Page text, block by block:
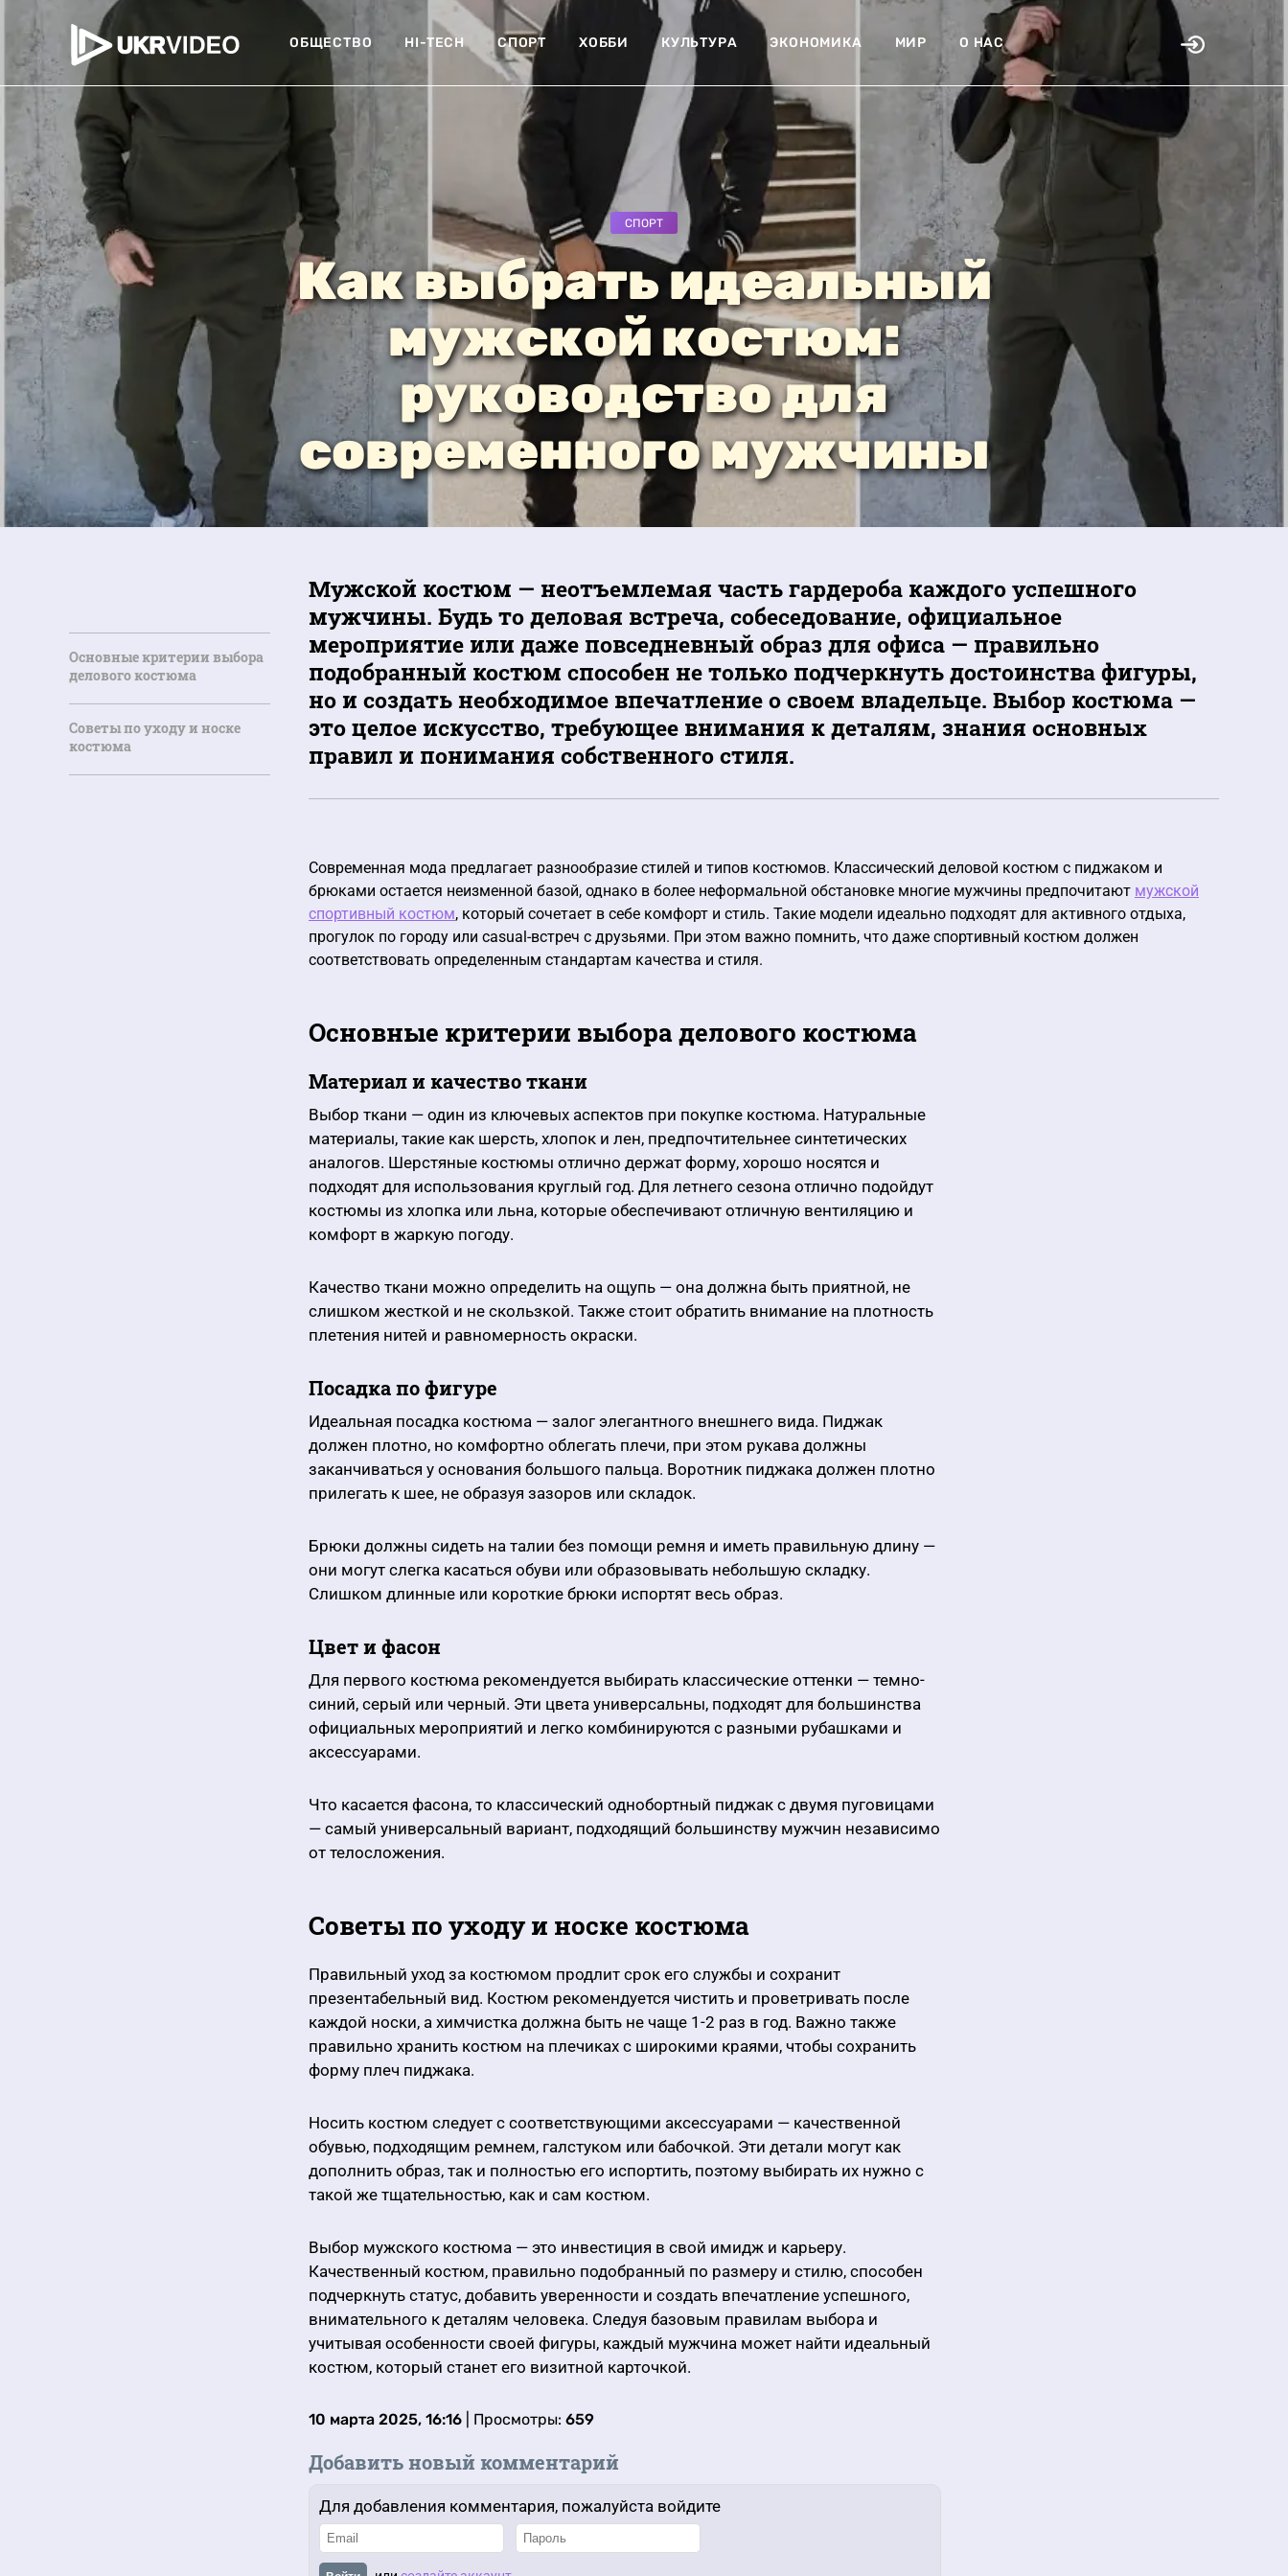
ОБЩЕСТВО HI-TECH СПОРТ ХОББИ КУЛЬТУРА ЭКОНОМИКА МИР О НАС
СПОРТ
Как выбрать идеальный
мужской костюм:
руководство для
современного мужчины
Основные критерии выбора
делового костюма
Советы по уходу и носке
костюма
Мужской костюм — неотъемлемая часть гардероба каждого успешного
мужчины. Будь то деловая встреча, собеседование, официальное
мероприятие или даже повседневный образ для офиса — правильно
подобранный костюм способен не только подчеркнуть достоинства фигуры,
но и создать необходимое впечатление о своем владельце. Выбор костюма —
это целое искусство, требующее внимания к деталям, знания основных
правил и понимания собственного стиля.
Современная мода предлагает разнообразие стилей и типов костюмов. Классический деловой костюм с пиджаком и
брюками остается неизменной базой, однако в более неформальной обстановке многие мужчины предпочитают мужской
спортивный костюм, который сочетает в себе комфорт и стиль. Такие модели идеально подходят для активного отдыха,
прогулок по городу или casual-встреч с друзьями. При этом важно помнить, что даже спортивный костюм должен
соответствовать определенным стандартам качества и стиля.
Основные критерии выбора делового костюма
Материал и качество ткани
Выбор ткани — один из ключевых аспектов при покупке костюма. Натуральные
материалы, такие как шерсть, хлопок и лен, предпочтительнее синтетических
аналогов. Шерстяные костюмы отлично держат форму, хорошо носятся и
подходят для использования круглый год. Для летнего сезона отлично подойдут
костюмы из хлопка или льна, которые обеспечивают отличную вентиляцию и
комфорт в жаркую погоду.
Качество ткани можно определить на ощупь — она должна быть приятной, не
слишком жесткой и не скользкой. Также стоит обратить внимание на плотность
плетения нитей и равномерность окраски.
Посадка по фигуре
Идеальная посадка костюма — залог элегантного внешнего вида. Пиджак
должен плотно, но комфортно облегать плечи, при этом рукава должны
заканчиваться у основания большого пальца. Воротник пиджака должен плотно
прилегать к шее, не образуя зазоров или складок.
Брюки должны сидеть на талии без помощи ремня и иметь правильную длину —
они могут слегка касаться обуви или образовывать небольшую складку.
Слишком длинные или короткие брюки испортят весь образ.
Цвет и фасон
Для первого костюма рекомендуется выбирать классические оттенки — темно-
синий, серый или черный. Эти цвета универсальны, подходят для большинства
официальных мероприятий и легко комбинируются с разными рубашками и
аксессуарами.
Что касается фасона, то классический однобортный пиджак с двумя пуговицами
— самый универсальный вариант, подходящий большинству мужчин независимо
от телосложения.
Советы по уходу и носке костюма
Правильный уход за костюмом продлит срок его службы и сохранит
презентабельный вид. Костюм рекомендуется чистить и проветривать после
каждой носки, а химчистка должна быть не чаще 1-2 раз в год. Важно также
правильно хранить костюм на плечиках с широкими краями, чтобы сохранить
форму плеч пиджака.
Носить костюм следует с соответствующими аксессуарами — качественной
обувью, подходящим ремнем, галстуком или бабочкой. Эти детали могут как
дополнить образ, так и полностью его испортить, поэтому выбирать их нужно с
такой же тщательностью, как и сам костюм.
Выбор мужского костюма — это инвестиция в свой имидж и карьеру.
Качественный костюм, правильно подобранный по размеру и стилю, способен
подчеркнуть статус, добавить уверенности и создать впечатление успешного,
внимательного к деталям человека. Следуя базовым правилам выбора и
учитывая особенности своей фигуры, каждый мужчина может найти идеальный
костюм, который станет его визитной карточкой.
10 марта 2025, 16:16 | Просмотры: 659
Добавить новый комментарий
Для добавления комментария, пожалуйста войдите